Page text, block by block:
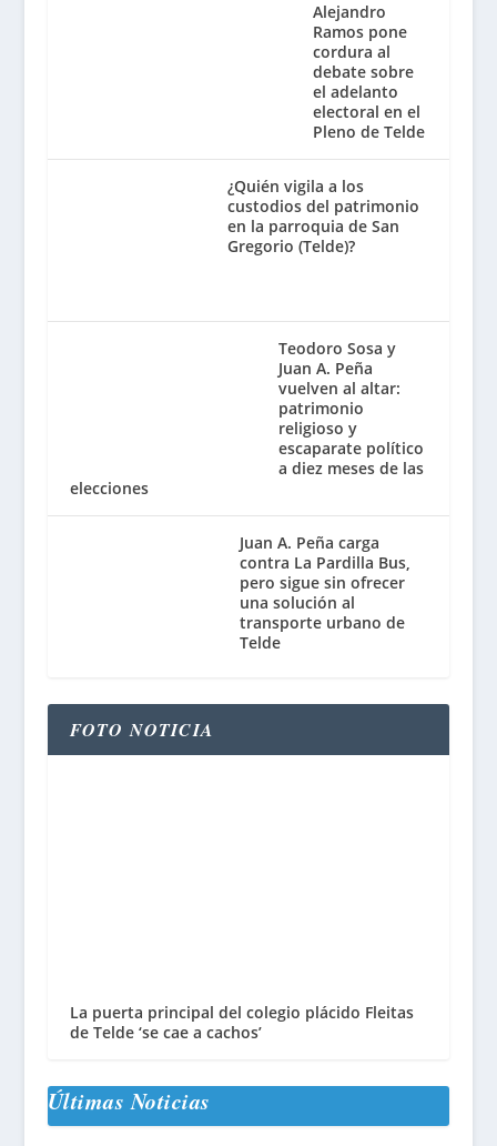
Alejandro
Ramos pone
cordura al
debate sobre
el adelanto
electoral en el
Pleno de Telde
¿Quién vigila a los
custodios del patrimonio
en la parroquia de San
Gregorio (Telde)?
Teodoro Sosa y
Juan A. Peña
vuelven al altar:
patrimonio
religioso y
escaparate político
a diez meses de las
elecciones
Juan A. Peña carga
contra La Pardilla Bus,
pero sigue sin ofrecer
una solución al
transporte urbano de
Telde
FOTO NOTICIA
La puerta principal del colegio plácido Fleitas
de Telde ‘se cae a cachos’
Últimas Noticias